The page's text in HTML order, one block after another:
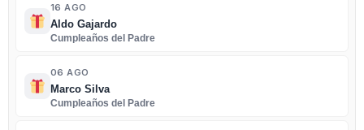
16 AGO
Aldo Gajardo
Cumpleaños del Padre
06 AGO
Marco Silva
Cumpleaños del Padre